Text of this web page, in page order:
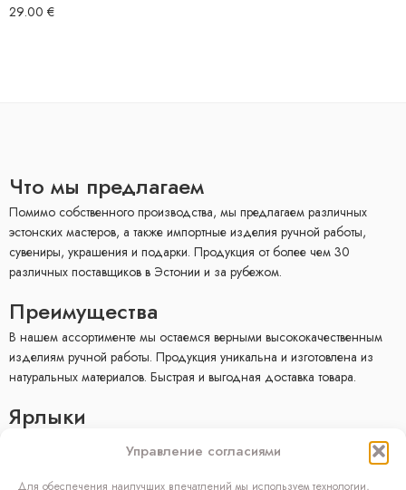
Управление согласиями
Для обеспечения наилучших впечатлений мы используем технологии,
29.00 €
Что мы предлагаем
Помимо собственного производства, мы предлагаем различных
эстонских мастеров, а также импортные изделия ручной работы,
сувениры, украшения и подарки. Продукция от более чем 30
различных поставщиков в Эстонии и за рубежом.
Преимущества
В нашем ассортименте мы остаемся верными высококачественным
изделиям ручной работы. Продукция уникальна и изготовлена ​​из
натуральных материалов. Быстрая и выгодная доставка товара.
Ярлыки
Политика конфиденциальности